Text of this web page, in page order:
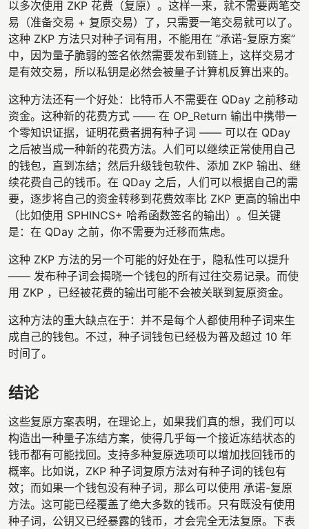
以多次使用 ZKP 花费（复原）。这样一来，就不需要两笔交
易（准备交易 + 复原交易）了，只需要一笔交易就可以了。
这种 ZKP 方法只对种子词有用，不能用在 “承诺-复原方案”
中，因为量子脆弱的签名依然需要发布到链上，这样交易才
是有效交易，所以私钥是必然会被量子计算机反算出来的。
这种方法还有一个好处：比特币人不需要在 QDay 之前移动
资金。这种新的花费方式 —— 在 OP_Return 输出中携带一
个零知识证据，证明花费者拥有种子词 —— 可以在 QDay
之后被当成一种新的花费方法。人们可以继续正常使用自己
的钱包，直到冻结；然后升级钱包软件、添加 ZKP 输出、继
续花费自己的钱币。在 QDay 之后，人们可以根据自己的需
要，逐步将自己的资金转移到花费效率比 ZKP 更高的输出中
（比如使用 SPHINCS+ 哈希函数签名的输出）。但关键
是：在 QDay 之前，你不需要为迁移而焦虑。
这种 ZKP 方法的另一个可能的好处在于，隐私性可以提升
—— 发布种子词会揭晓一个钱包的所有过往交易记录。而使
用 ZKP ，已经被花费的输出可能不会被关联到复原资金。
这种方法的重大缺点在于：并不是每个人都使用种子词来生
成自己的钱包。不过，种子词钱包已经极为普及超过 10 年
时间了。
结论
这些复原方案表明，在理论上，如果我们真的想，我们可以
构造出一种量子冻结方案，使得几乎每一个接近冻结状态的
钱币都有可能找回。支持多种复原选项可以增加找回钱币的
概率。比如说，ZKP 种子词复原方法对有种子词的钱包有
效；而如果一个钱包没有种子词，那么可以使用 承诺-复原
方法。这可能已经覆盖了绝大多数的钱币。只有既没有使用
种子词，公钥又已经暴露的钱币，才会完全无法复原。下表